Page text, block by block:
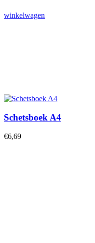
winkelwagen
Schetsboek A4
€6,69